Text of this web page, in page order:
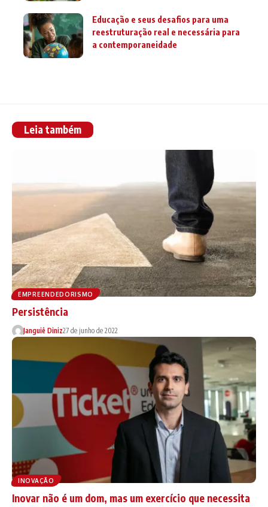
Educação e seus desafios para uma
reestruturação real e necessária para
a contemporaneidade
Leia também
EMPREENDEDORISMO
Persistência
Janguiê Diniz27 de junho de 2022
INOVAÇÃO
Inovar não é um dom, mas um exercício que necessita